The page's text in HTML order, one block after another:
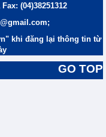
(04)38251312
khi đăng lại thông tin từ
GO TOP